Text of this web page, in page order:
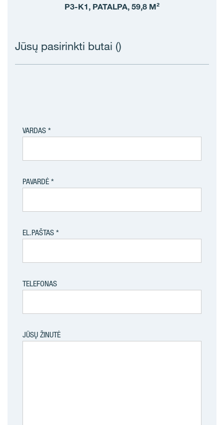
P3-K1, PATALPA, 59,8 M²
Jūsų pasirinkti butai ()
VARDAS
PAVARDĖ
EL.PAŠTAS
TELEFONAS
JŪSŲ ŽINUTĖ